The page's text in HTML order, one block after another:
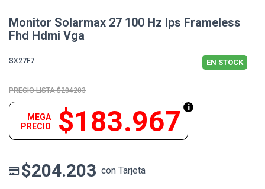
Monitor Solarmax 27 100 Hz Ips Frameless
Fhd Hdmi Vga
SX27F7 EN STOCK
$204203
$183.967
MEGA
PRECIO
$204.203 con Tarjeta